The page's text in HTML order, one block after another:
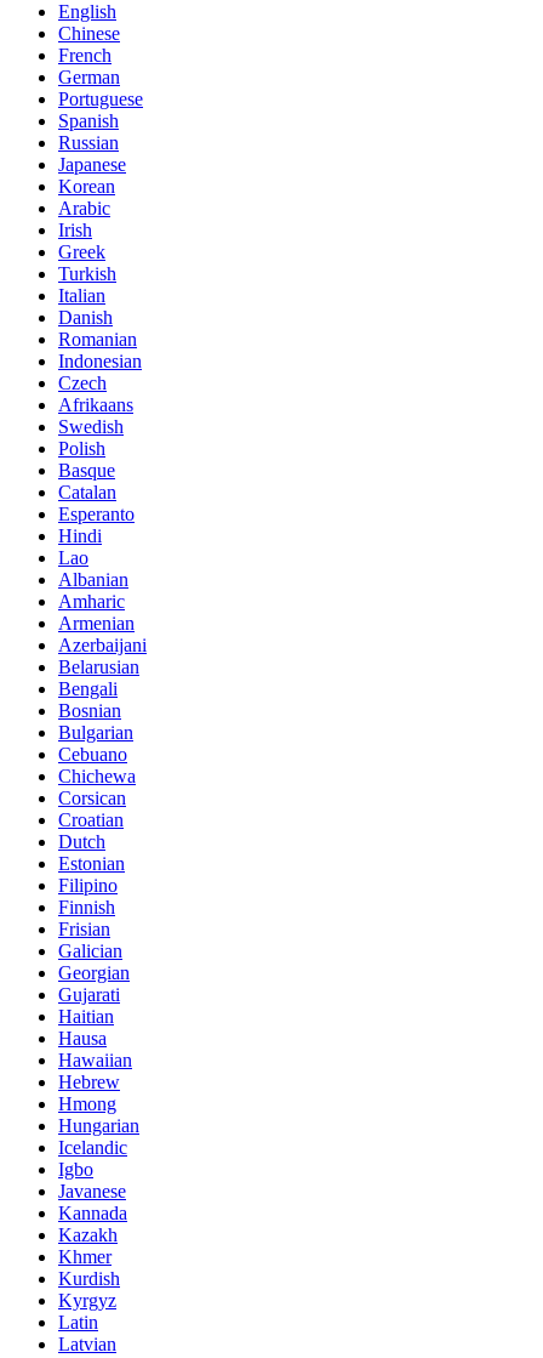
English
Chinese
French
German
Portuguese
Spanish
Russian
Japanese
Korean
Arabic
Irish
Greek
Turkish
Italian
Danish
Romanian
Indonesian
Czech
Afrikaans
Swedish
Polish
Basque
Catalan
Esperanto
Hindi
Lao
Albanian
Amharic
Armenian
Azerbaijani
Belarusian
Bengali
Bosnian
Bulgarian
Cebuano
Chichewa
Corsican
Croatian
Dutch
Estonian
Filipino
Finnish
Frisian
Galician
Georgian
Gujarati
Haitian
Hausa
Hawaiian
Hebrew
Hmong
Hungarian
Icelandic
Igbo
Javanese
Kannada
Kazakh
Khmer
Kurdish
Kyrgyz
Latin
Latvian